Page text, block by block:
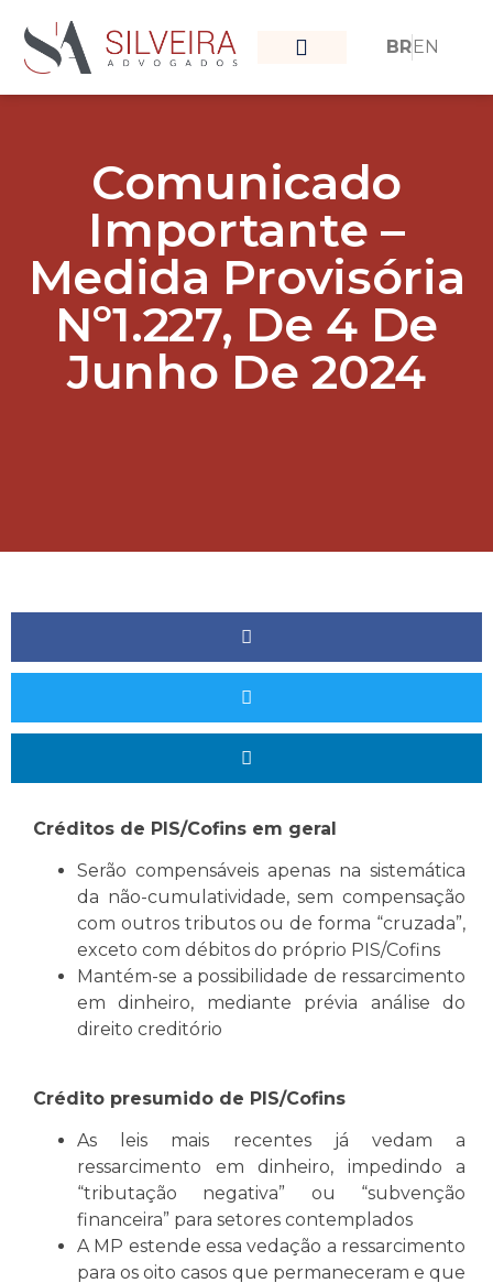
BREN
Comunicado
Importante –
Medida Provisória
Nº1.227, De 4 De
Junho De 2024
Créditos de PIS/Cofins em geral
Serão compensáveis apenas na sistemática
da não-cumulatividade, sem compensação
com outros tributos ou de forma “cruzada”,
exceto com débitos do próprio PIS/Cofins
Mantém-se a possibilidade de ressarcimento
em dinheiro, mediante prévia análise do
direito creditório
Crédito presumido de PIS/Cofins
As leis mais recentes já vedam a
ressarcimento em dinheiro, impedindo a
“tributação negativa” ou “subvenção
financeira” para setores contemplados
A MP estende essa vedação a ressarcimento
para os oito casos que permaneceram e que